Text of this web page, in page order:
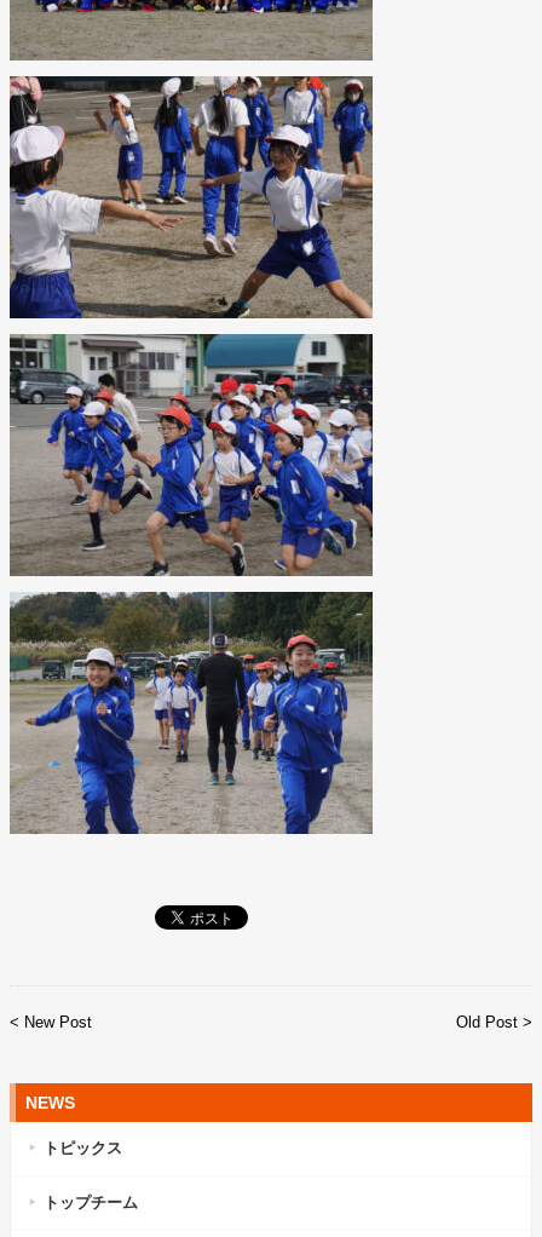
< New Post Old Post >
NEWS
トピックス
トップチーム